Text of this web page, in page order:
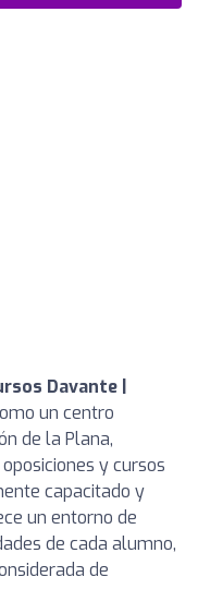
Davante |
un centro
de la Plana,
y cursos
capacitado y
un entorno de
de cada alumno,
de